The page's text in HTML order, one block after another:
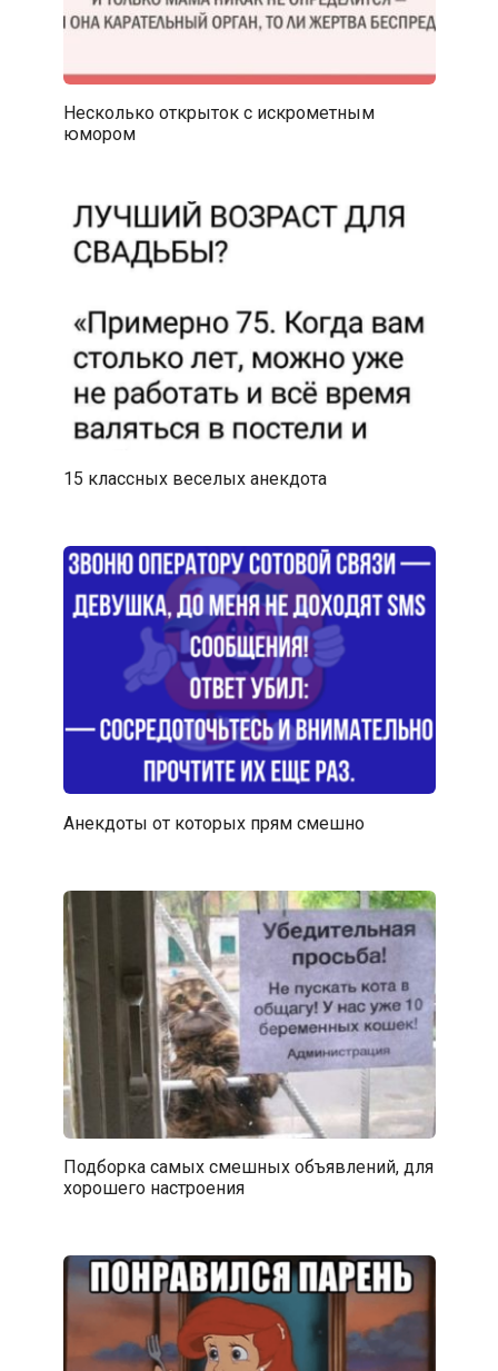
Несколько открыток с искрометным
юмором
15 классных веселых анекдота
Анекдоты от которых прям смешно
Подборка самых смешных объявлений, для
хорошего настроения